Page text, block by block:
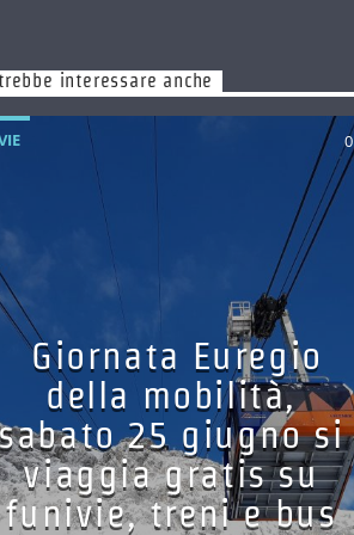
interessare anche
0
Giornata Euregio
della mobilità,
25 giugno si
viaggia gratis su
funivie, treni e bus